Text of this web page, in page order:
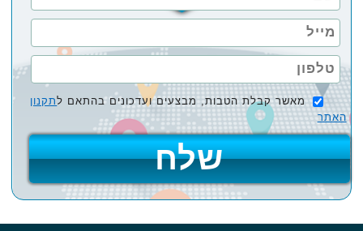
מאשר קבלת הטבות, מבצעים ועדכונים בהתאם לתקנון
האתר